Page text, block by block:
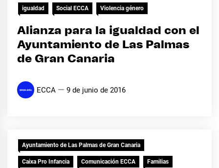
igualdad Social ECCA Violencia género
Alianza para la igualdad con el
Ayuntamiento de Las Palmas
de Gran Canaria
ECCA 9 de junio de 2016
Ayuntamiento de Las Palmas de Gran Canaria
Caixa Pro Infancia Comunicación ECCA Familias